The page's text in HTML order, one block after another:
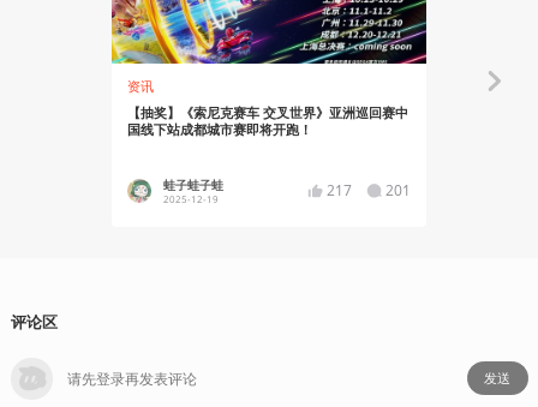
资讯
【抽奖】《索尼克赛车 交叉世界》亚洲巡回赛中
国线下站成都城市赛即将开跑！
蛙子蛙子蛙
2025-12-19 217 201
评论区
发送